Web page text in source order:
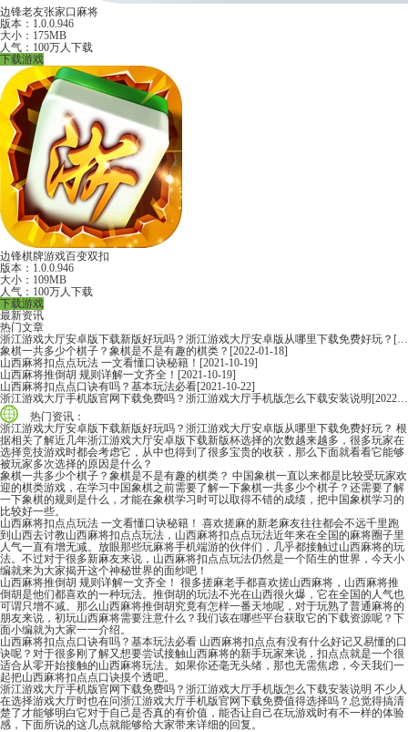
边锋老友张家口麻将
版本：1.0.0.946
大小：175MB
人气：100万人下载
下载游戏
边锋棋牌游戏百变双扣
版本：1.0.0.946
大小：109MB
人气：100万人下载
下载游戏
最新资讯
热门文章
浙江游戏大厅安卓版下载新版好玩吗？浙江游戏大厅安卓版从哪里下载免费好玩？ [2022-06-16]
象棋一共多少个棋子？象棋是不是有趣的棋类？ [2022-01-18]
山西麻将扣点点玩法 一文看懂口诀秘籍！ [2021-10-19]
山西麻将推倒胡 规则详解一文齐全！ [2021-10-19]
山西麻将扣点点口诀有吗？基本玩法必看[2021-10-22]
浙江游戏大厅手机版官网下载免费吗？浙江游戏大厅手机版怎么下载安装说明 [2022-06-16]
热门资讯：
浙江游戏大厅安卓版下载新版好玩吗？浙江游戏大厅安卓版从哪里下载免费好玩？ 根
据相关了解近几年浙江游戏大厅安卓版下载新版杯选择的次数越来越多，很多玩家在
选择竞技游戏时都会考虑它，从中也得到了很多宝贵的收获，那么下面就看看它能够
被玩家多次选择的原因是什么？
象棋一共多少个棋子？象棋是不是有趣的棋类？ 中国象棋一直以来都是比较受玩家欢
迎的棋类游戏，在学习中国象棋之前需要了解一下象棋一共多少个棋子？还需要了解
一下象棋的规则是什么，才能在象棋学习时可以取得不错的成绩，把中国象棋学习的
比较好一些。
山西麻将扣点点玩法 一文看懂口诀秘籍！ 喜欢搓麻的新老麻友往往都会不远千里跑
到山西去讨教山西麻将扣点点玩法，山西麻将扣点点玩法近年来在全国的麻将圈子里
人气一直有增无减。放眼那些玩麻将手机端游的伙伴们，几乎都接触过山西麻将的玩
法。不过对于很多新麻友来说，山西麻将扣点点玩法仍然是一个陌生的世界，今天小
编就来为大家揭开这个神秘世界的面纱吧！
山西麻将推倒胡 规则详解一文齐全！ 很多搓麻老手都喜欢搓山西麻将，山西麻将推
倒胡是他们都喜欢的一种玩法。推倒胡的玩法不光在山西很火爆，它在全国的人气也
可谓只增不减。那么山西麻将推倒胡究竟有怎样一番天地呢，对于玩熟了普通麻将的
朋友来说，初玩山西麻将需要注意什么？我们该在哪些平台获取它的下载资源呢？下
面小编就为大家一一介绍。
山西麻将扣点点口诀有吗？基本玩法必看 山西麻将扣点点有没有什么好记又易懂的口
诀呢？对于很多刚了解又想要尝试接触山西麻将的新手玩家来说，扣点点就是一个很
适合从零开始接触的山西麻将玩法。如果你还毫无头绪，那也无需焦虑，今天我们一
起把山西麻将扣点点口诀摸个透吧。
浙江游戏大厅手机版官网下载免费吗？浙江游戏大厅手机版怎么下载安装说明 不少人
在选择游戏大厅时也在问浙江游戏大厅手机版官网下载免费值得选择吗？总觉得搞清
楚了才能够明白它对于自己是否真的有价值，能否让自己在玩游戏时有不一样的体验
感，下面所说的这几点就能够给大家带来详细的回复。